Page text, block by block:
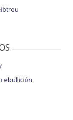
ebullición